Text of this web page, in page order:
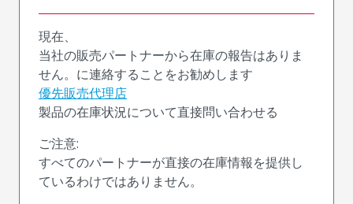
現在、
当社の販売パートナーから在庫の報告はありま
せん。に連絡することをお勧めします
優先販売代理店
製品の在庫状況について直接問い合わせる
ご注意:
すべてのパートナーが直接の在庫情報を提供し
ているわけではありません。